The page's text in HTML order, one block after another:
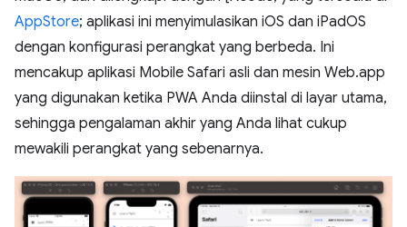
AppStore; aplikasi ini menyimulasikan iOS dan iPadOS
dengan konfigurasi perangkat yang berbeda. Ini
mencakup aplikasi Mobile Safari asli dan mesin Web.app
yang digunakan ketika PWA Anda diinstal di layar utama,
sehingga pengalaman akhir yang Anda lihat cukup
mewakili perangkat yang sebenarnya.